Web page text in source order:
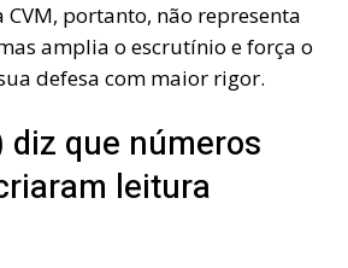
portanto, não representa
amplia o escrutínio e força o
defesa com maior rigor.
diz que números
leitura